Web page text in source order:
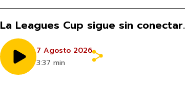
La Leagues Cup sigue sin conectar.
7 Agosto 2026
3:37 min